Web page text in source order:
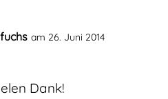
am 26. Juni 2014
Dank!